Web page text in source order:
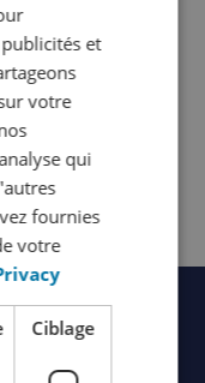
ENGLISH
(SIMPLIFIED)
et
votre
qui
fournies
votre
Ciblage